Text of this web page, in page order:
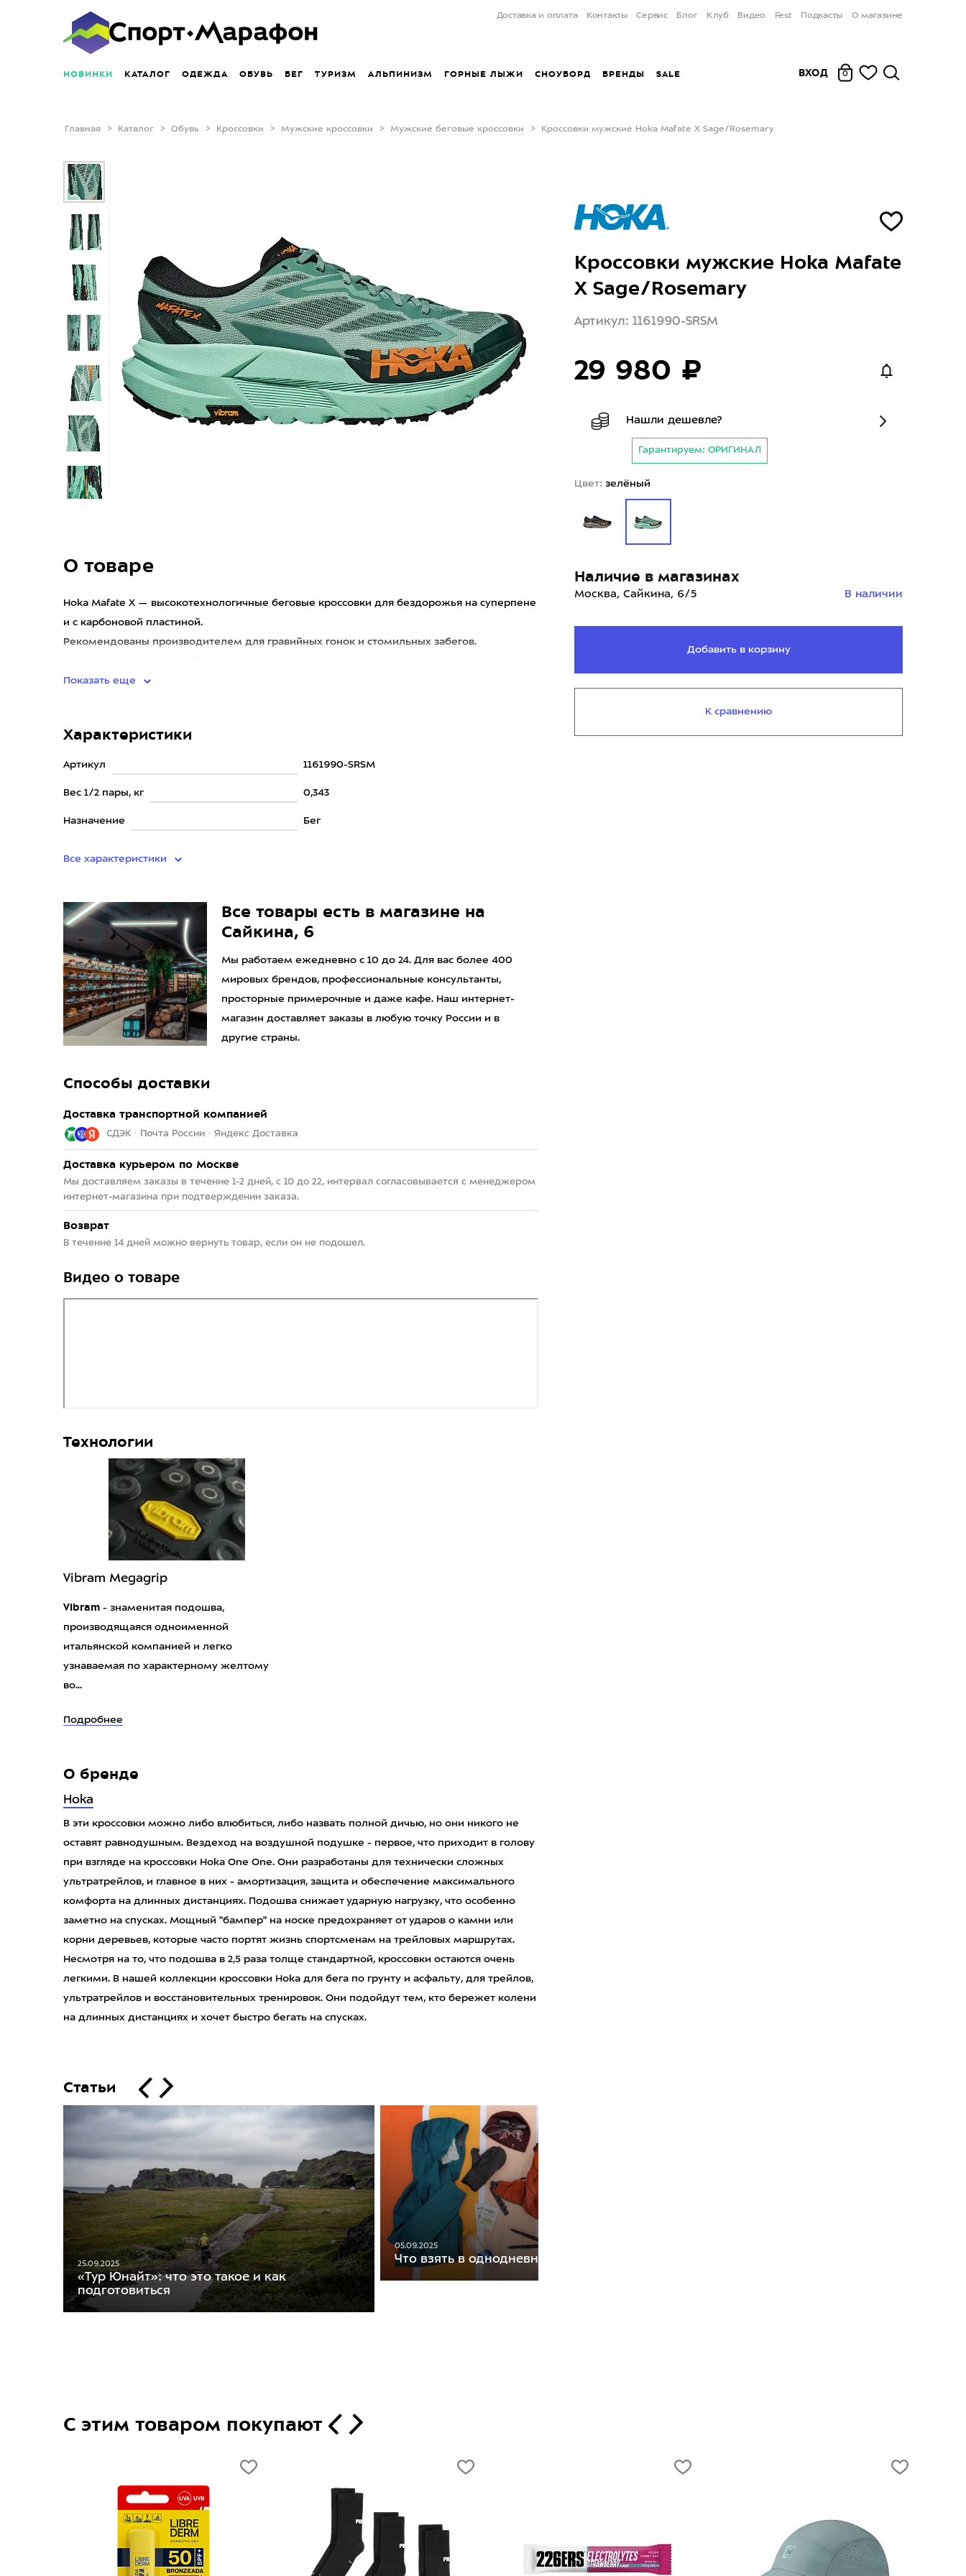
Доставка и оплата Контакты Сервис Блог Клуб Видео Fest Подкасты О магазине
НОВИНКИ КАТАЛОГ ОДЕЖДА ОБУВЬ БЕГ ТУРИЗМ АЛЬПИНИЗМ ГОРНЫЕ ЛЫЖИ СНОУБОРД БРЕНДЫ SALE ВХОД 0
Главная Каталог Обувь Кроссовки Мужские кроссовки Мужские беговые кроссовки Кроссовки мужские Hoka Mafate X Sage/Rosemary
О товаре
Hoka Mafate X — высокотехнологичные беговые кроссовки для бездорожья на суперпене
и с карбоновой пластиной.
Рекомендованы производителем для гравийных гонок и стомильных забегов.
Показать еще
Характеристики
Артикул 1161990-SRSM
Вес 1/2 пары, кг 0,343
Назначение Бег
Все характеристики
Все товары есть в магазине на
Сайкина, 6
Мы работаем ежедневно с 10 до 24. Для вас более 400
мировых брендов, профессиональные консультанты,
просторные примерочные и даже кафе. Наш интернет-
магазин доставляет заказы в любую точку России и в
другие страны.
Способы доставки
Доставка транспортной компанией
СДЭК · Почта России · Яндекс Доставка
Доставка курьером по Москве
Мы доставляем заказы в течение 1-2 дней, с 10 до 22, интервал согласовывается с менеджером
интернет-магазина при подтверждении заказа.
Возврат
В течение 14 дней можно вернуть товар, если он не подошел.
Видео о товаре
Технологии
Vibram Megagrip
Vibram - знаменитая подошва,
производящаяся одноименной
итальянской компанией и легко
узнаваемая по характерному желтому
во...
Подробнее
О бренде
Hoka
В эти кроссовки можно либо влюбиться, либо назвать полной дичью, но они никого не
оставят равнодушным. Вездеход на воздушной подушке - первое, что приходит в голову
при взгляде на кроссовки Hoka One One. Они разработаны для технически сложных
ультратрейлов, и главное в них - амортизация, защита и обеспечение максимального
комфорта на длинных дистанциях. Подошва снижает ударную нагрузку, что особенно
заметно на спусках. Мощный "бампер" на носке предохраняет от ударов о камни или
корни деревьев, которые часто портят жизнь спортсменам на трейловых маршрутах.
Несмотря на то, что подошва в 2,5 раза толще стандартной, кроссовки остаются очень
легкими. В нашей коллекции кроссовки Hoka для бега по грунту и асфальту, для трейлов,
ультратрейлов и восстановительных тренировок. Они подойдут тем, кто бережет колени
на длинных дистанциях и хочет быстро бегать на спусках.
Статьи
25.09.2025
«Тур Юнайт»: что это такое и как
подготовиться
05.09.2025
Что взять в однодневный поход
Кроссовки мужские Hoka Mafate
X Sage/Rosemary
Артикул: 1161990-SRSM
29 980 ₽
Нашли дешевле?
Гарантируем: ОРИГИНАЛ
Цвет: зелёный
Наличие в магазинах
Москва, Сайкина, 6/5 В наличии
Добавить в корзину
К сравнению
С этим товаром покупают